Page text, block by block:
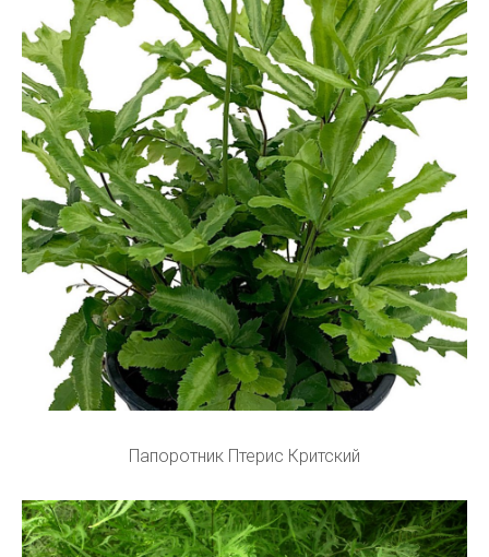
Папоротник Птерис Критский